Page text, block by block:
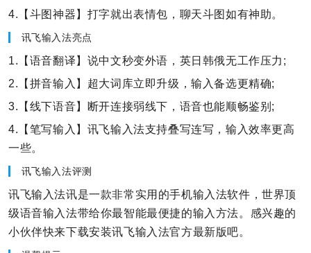
4.【斗图神器】打字就出表情包，聊天斗图如有神助。
讯飞输入法亮点
1.【语音翻译】说中文秒变外语，英日韩俄无工作压力;
2.【拼音输入】超大词库立即升级，输入备选更精确;
3.【线下语音】断开连接弱线下，语音也能顺畅鉴别;
4.【笔写输入】讯飞输入法支持叠写连写，输入效率更高
一些。
讯飞输入法评测
讯飞输入法讯是一款非常实用的手机输入法软件，世界顶
级语音输入法带给你最智能最便捷的输入方法。感兴趣的
小伙伴快来下载安装讯飞输入法官方最新版吧。